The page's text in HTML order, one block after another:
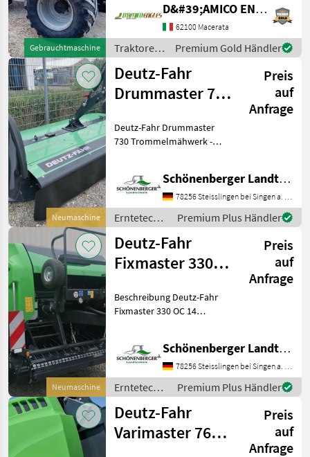
Gebrauchtmaschine
Reifen, Lastschaltgetriebe
SCHÖN! Traktoren Standard
Traktoren
D&#39;AMICO ENGLES SRL
62100 Macerata
Traktoren
/ Deutz
Fahr
Premium Gold Händler
Neumaschine
Deutz-Fahr
Drummaster 730
Heckanbau
Preis
auf
Anfrage
Deutz-Fahr Drummaster
730 Trommelmähwerk -
Schnittbreite, ideal für
mittelgroße bis große
Betriebe, auch an Hängen u
Schönenberger Landtechnik OHG
78256 Steisslingen bei Singen a. Htwl.
Erntetechnik
Grünland /
Deutz Fahr
Premium Plus Händler
Neumaschine
Deutz-Fahr
Fixmaster 330
Preis
auf
Anfrage
Beschreibung Deutz-Fahr
Fixmaster 330 OC 14
Schneidwerk Opticut 14
Netzbindung, Bereifung
500/45x22, 5, mit
Ballenrollb
Schönenberger Landtechnik OHG
78256 Steisslingen bei Singen a. Htwl.
Erntetechnik
Grünland /
Deutz Fahr
Premium Plus Händler
Deutz-Fahr
Varimaster 760
Preis
auf
Anfrage